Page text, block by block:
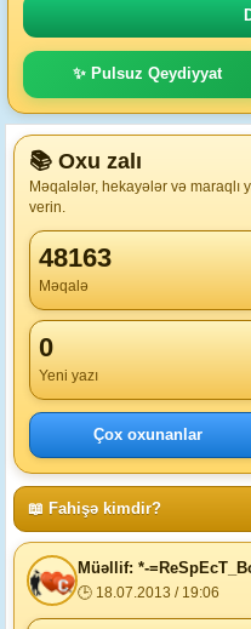
✨ Pulsuz Qeydiyyat
📚 Oxu zalı
Məqalələr, hekayələr və maraqlı
verin.
48163
Məqalə
0
Yeni yazı
Çox oxunanlar
📖 Fahişə kimdir?
Müəllif: *-
🕒 18.07.2013 / 19:06